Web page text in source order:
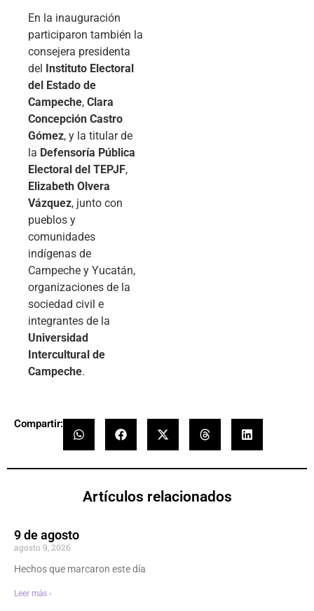
En la inauguración
participaron también la
consejera presidenta
del
Instituto Electoral
del Estado de
Campeche, Clara
Concepción Castro
Gómez, y la titular de
la Defensoría Pública
Electoral del TEPJF,
Elizabeth Olvera
Vázquez, junto con
pueblos y
comunidades
indígenas de
Campeche y Yucatán,
organizaciones de la
sociedad civil e
integrantes de la
Universidad
Intercultural de
Campeche.
Compartir:
Artículos relacionados
9 de agosto
agosto 9, 2026
Hechos que marcaron este día
Leer más ›